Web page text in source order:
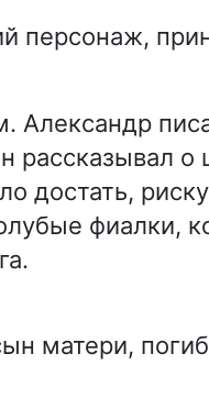
персонаж,
Александр
рассказывал о
достать,
фиалки,
матери,